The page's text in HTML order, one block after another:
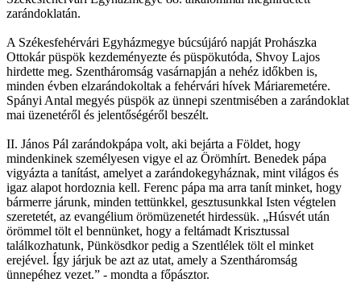
zarándoklatán.
A Székesfehérvári Egyházmegye búcsújáró napját Prohászka
Ottokár püspök kezdeményezte és püspökutóda, Shvoy Lajos
hirdette meg. Szentháromság vasárnapján a nehéz időkben is,
minden évben elzarándokoltak a fehérvári hívek Máriaremetére.
Spányi Antal megyés püspök az ünnepi szentmisében a zarándoklat
mai üzenetéről és jelentőségéről beszélt.
II. János Pál zarándokpápa volt, aki bejárta a Földet, hogy
mindenkinek személyesen vigye el az Örömhírt. Benedek pápa
vigyázta a tanítást, amelyet a zarándokegyháznak, mint világos és
igaz alapot hordoznia kell. Ferenc pápa ma arra tanít minket, hogy
bármerre járunk, minden tettünkkel, gesztusunkkal Isten végtelen
szeretetét, az evangélium örömüzenetét hirdessük. „Húsvét után
örömmel tölt el bennünket, hogy a feltámadt Krisztussal
találkozhatunk, Pünkösdkor pedig a Szentlélek tölt el minket
erejével. Így járjuk be azt az utat, amely a Szentháromság
ünnepéhez vezet.” - mondta a főpásztor.